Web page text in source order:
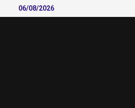
to
06/08/2026